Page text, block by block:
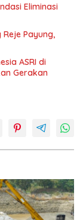
Eliminasi
Payung,
ASRI di
Gerakan